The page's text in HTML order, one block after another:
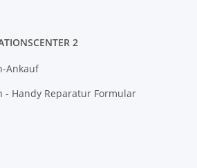
2
Ankauf
- Handy Reparatur Formular